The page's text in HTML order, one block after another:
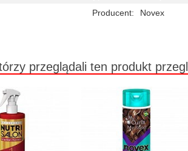
Producent:
Novex
przeglądali ten produkt